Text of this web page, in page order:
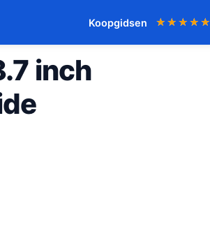
Koopgidsen ★★★★★
★★★★★
inch